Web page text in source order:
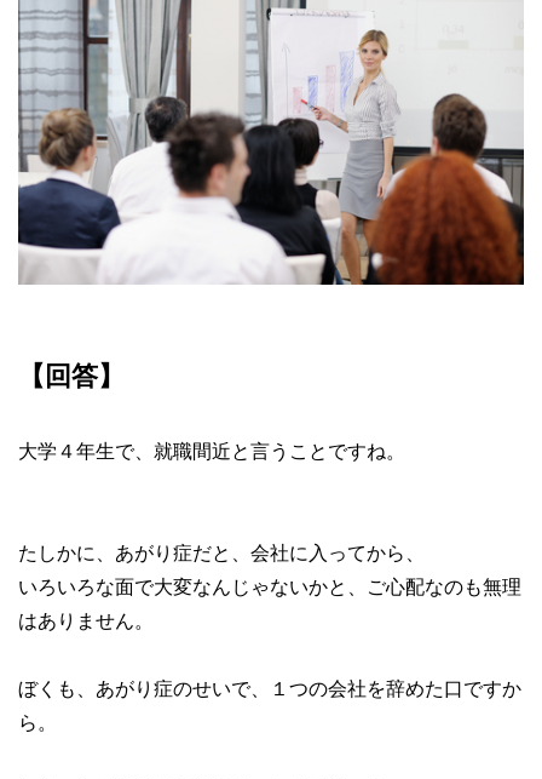
【回答】
大学４年生で、就職間近と言うことですね。
たしかに、あがり症だと、会社に入ってから、
いろいろな面で大変なんじゃないかと、ご心配なのも無理
はありません。
ぼくも、あがり症のせいで、１つの会社を辞めた口ですか
ら。